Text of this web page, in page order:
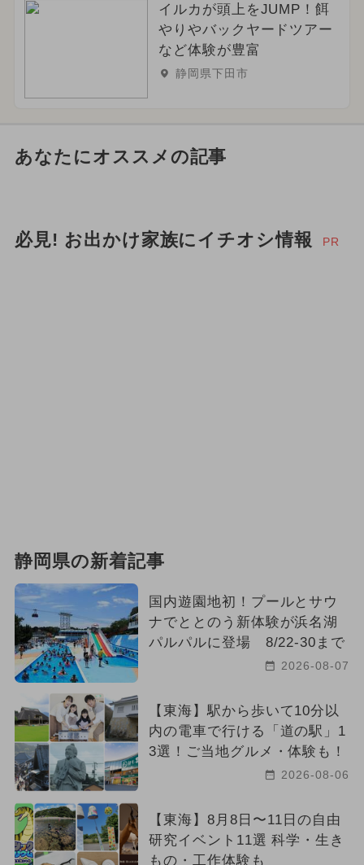
イルカが頭上をJUMP！餌
やりやバックヤードツアー
など体験が豊富
静岡県下田市
あなたにオススメの記事
必見! お出かけ家族にイチオシ情報 PR
静岡県の新着記事
国内遊園地初！プールとサウ
ナでととのう新体験が浜名湖
パルパルに登場 8/22-30まで
2026-08-07
【東海】駅から歩いて10分以
内の電車で行ける「道の駅」1
3選！ご当地グルメ・体験も！
2026-08-06
【東海】8月8日〜11日の自由
研究イベント11選 科学・生き
もの・工作体験も